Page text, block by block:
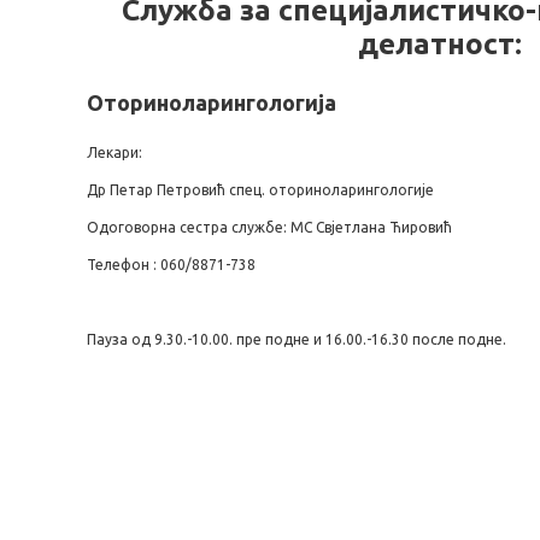
Служба за
делатност:
Оториноларингологија
Лекари:
Др Петар Петровић спец. оториноларингологије
Одоговорна сестра службе: МС Свјетлана Ћировић
Телефон : 060/8871-738
Пауза од 9.30.-10.00. пре подне и 16.00.-16.30 после подне.